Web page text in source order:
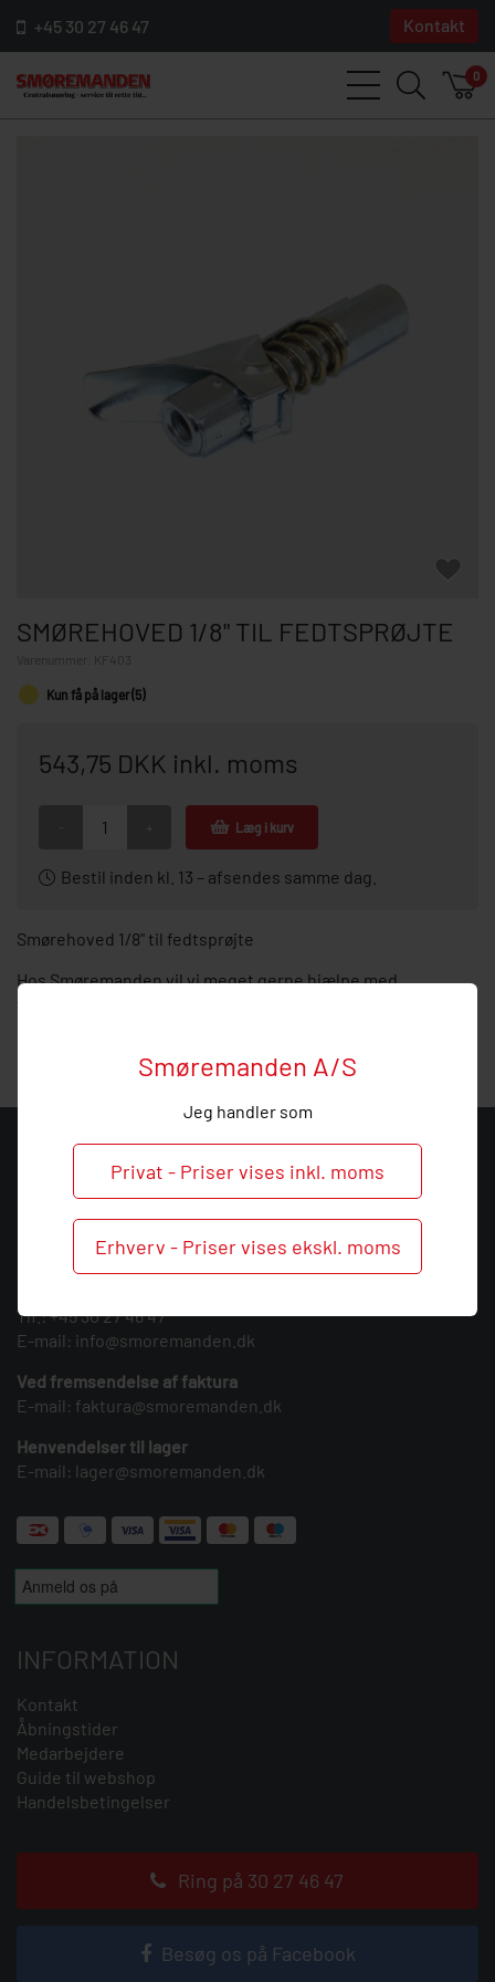
Smøremanden A/S
Jeg handler som
Privat - Priser vises inkl. moms
Erhverv - Priser vises ekskl. moms
+45 30 27 46 47 Kontakt
0
SMØREHOVED 1/8" TIL FEDTSPRØJTE
KF403
Kun få på lager (5)
543,75 DKK inkl. moms
Læg i kurv
Bestil inden kl. 13 – afsendes samme dag.
Smørehoved 1/8" til fedtsprøjte
Hos Smøremanden vil vi meget gerne hjælpe med
KONTAKT
Smøremanden A/S
CVR: 39683717
Søndergården 3
9640 Farsø
Tlf.:+45 30 27 46 47
E-mail: info@smoremanden.dk
Ved fremsendelse af faktura
E-mail: faktura@smoremanden.dk
Henvendelser til lager
E-mail: lager@smoremanden.dk
INFORMATION
Kontakt
Åbningstider
Medarbejdere
Guide til webshop
Handelsbetingelser
Ring på 30 27 46 47
Besøg os på Facebook